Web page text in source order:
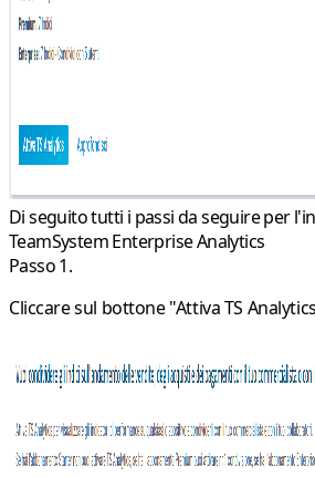
Di seguito tutti i passi da seguire per
TeamSystem Enterprise Analytics
Passo 1.
Cliccare sul bottone "Attiva TS Analytics